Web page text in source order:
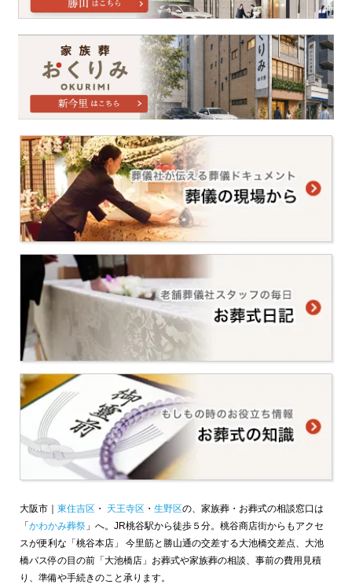
大阪市｜ 東住吉区 ・ 天王寺区 ・ 生野区の、家族葬・お葬式の相談窓口は
「かわかみ葬祭 」へ。JR桃谷駅から徒歩５分。桃谷商店街からもアクセ
スが便利な「桃谷本店」 今里筋と勝山通の交差する大池橋交差点、大池
橋バス停の目の前「大池橋店」お葬式や家族葬の相談、事前の費用見積
り、準備や手続きのこと承ります。